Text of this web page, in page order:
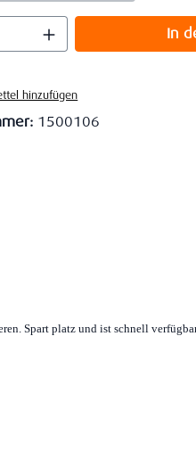
Gib den In
hinzufügen
1500106
Spart platz und ist schnell